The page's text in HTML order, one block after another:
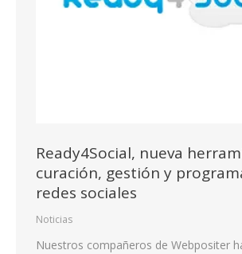
Ready4Social, nueva
curación, gestión y
redes sociales
Noticias
Nuestros compañeros de Webpositer